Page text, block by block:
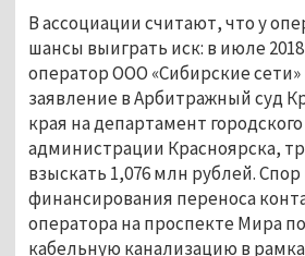
В ассоциации считают, что у
шансы выиграть иск: в июле 2018
оператор ООО «Сибирские
заявление в Арбитражный суд
края на департамент
администрации Красноярска,
взыскать 1,076 млн рублей. Спор
финансирования переноса
оператора на проспекте Мира
кабельную канализацию в